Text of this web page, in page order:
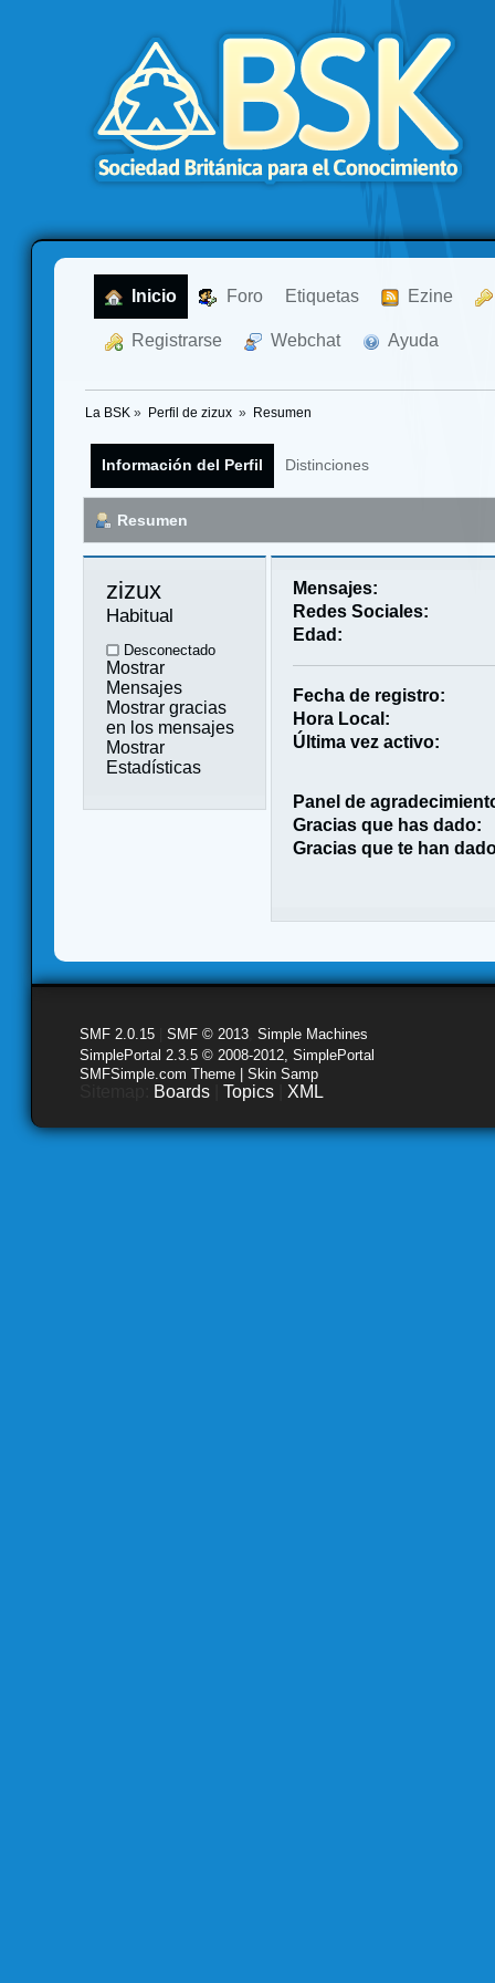
Inicio Foro Etiquetas Ezine
Registrarse Webchat Ayuda
La BSK » Perfil de zizux » Resumen
Información del Perfil Distinciones
Resumen
zizux
Habitual
Desconectado
Mostrar
Mensajes
Mostrar gracias
en los mensajes
Mostrar
Estadísticas
Mensajes:
Redes Sociales:
Edad:
Fecha de registro:
Hora Local:
Última vez activo:
Panel de
Gracias que has dado:
Gracias que te han
SMF 2.0.15 SMF © 2013 Simple Machines
SimplePortal 2.3.5 © 2008-2012, SimplePortal
SMFSimple.com Theme | Skin Samp
Boards Topics XML